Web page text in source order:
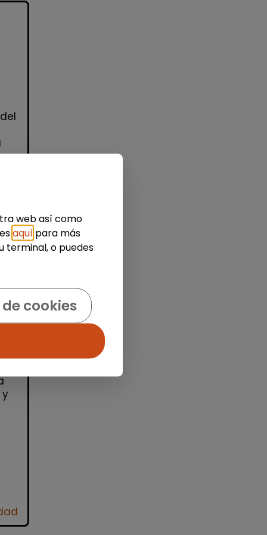
web así como
aquí para más
terminal, o puedes
cookies